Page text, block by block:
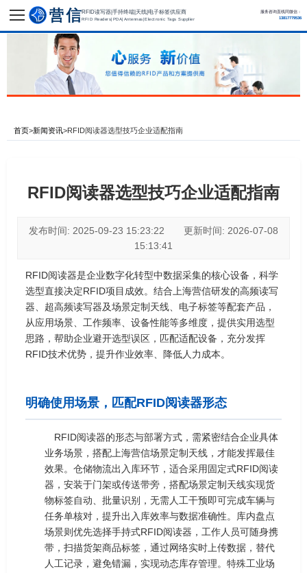
RFID读写器|手持终端|天线|电子标签供应商
RFID Readers|PDA|Antennas|Electronic Tags Supplier
服务咨询直线同微信：
13817779536
首页>新闻资讯>RFID阅读器选型技巧企业适配指南
RFID阅读器选型技巧企业适配指南
发布时间: 2025-09-23 15:23:22 更新时间: 2026-07-08
15:13:41
RFID阅读器是企业数字化转型中数据采集的核心设备，科学
选型直接决定RFID项目成效。结合上海营信研发的高频读写
器、超高频读写器及场景定制天线、电子标签等配套产品，
从应用场景、工作频率、设备性能等多维度，提供实用选型
思路，帮助企业避开选型误区，匹配适配设备，充分发挥
RFID技术优势，提升作业效率、降低人力成本。
明确使用场景，匹配RFID阅读器形态
RFID阅读器的形态与部署方式，需紧密结合企业具体
业务场景，搭配上海营信场景定制天线，才能发挥最佳
效果。仓储物流出入库环节，适合采用固定式RFID阅读
器，安装于门架或传送带旁，搭配场景定制天线实现货
物标签自动、批量识别，无需人工干预即可完成车辆与
任务单核对，提升出入库效率与数据准确性。库内盘点
场景则优先选择手持式RFID阅读器，工作人员可随身携
带，扫描货架商品标签，通过网络实时上传数据，替代
人工记录，避免错漏，实现动态库存管理。特殊工业场